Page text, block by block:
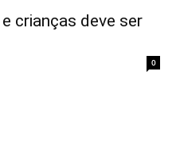
crianças deve ser
0